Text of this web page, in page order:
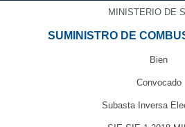
MINISTERIO DE
SUMINISTRO DE
Bien
Convocado
Subasta Inversa